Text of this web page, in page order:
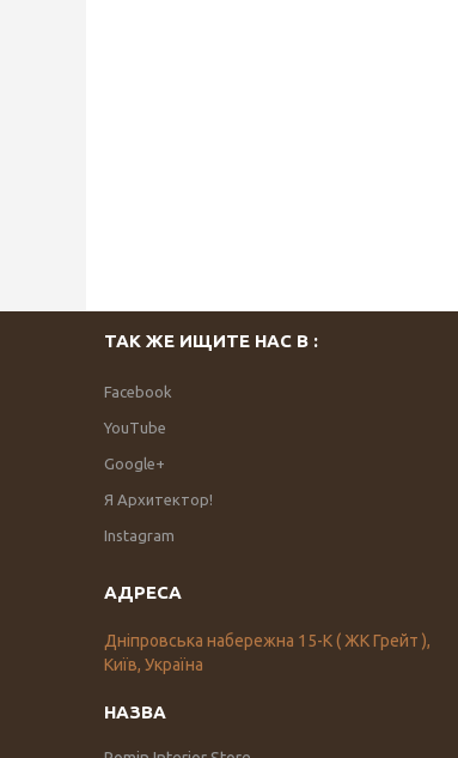
ТАК ЖЕ ИЩИТЕ НАС В :
Facebook
YouTube
Google+
Я Архитектор!
Instagram
Дніпровська набережна 15-К ( ЖК Грейт ),
Київ, Україна